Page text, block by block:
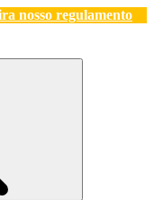
nosso regulamento